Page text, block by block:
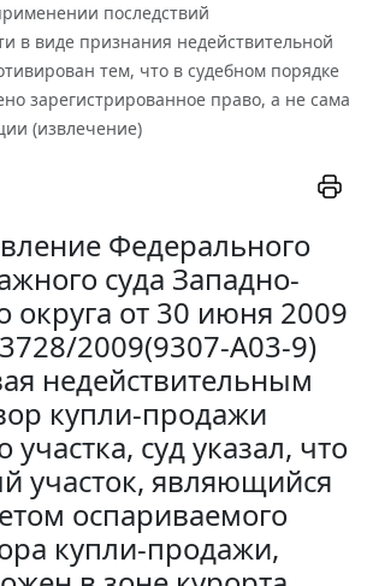
последствий
в виде признания недействительной
тем, что в судебном порядке
зарегистрированное право, а не сама
(извлечение)
Федерального
суда Западно-
округа от 30 июня 2009
2009(9307-А03-9)
недействительным
купли-продажи
участка, суд указал, что
участок, являющийся
оспариваемого
купли-продажи,